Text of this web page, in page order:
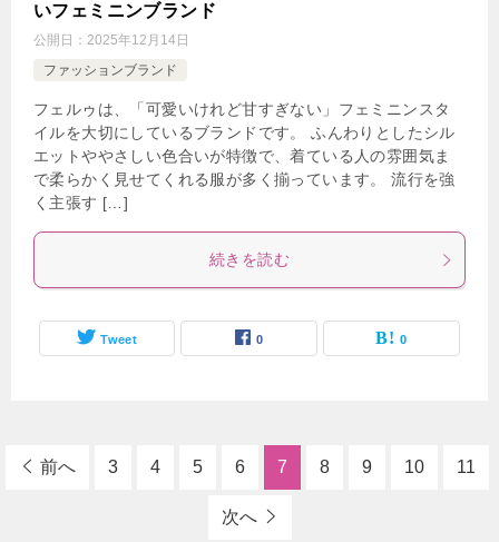
いフェミニンブランド
公開日： 2025年12月14日
ファッションブランド
フェルゥは、「可愛いけれど甘すぎない」フェミニンスタ
イルを大切にしているブランドです。 ふんわりとしたシル
エットややさしい色合いが特徴で、着ている人の雰囲気ま
で柔らかく見せてくれる服が多く揃っています。 流行を強
く主張す […]
続きを読む
Tweet 0 0
前へ 3 4 5 6 7 8 9 10 11
次へ